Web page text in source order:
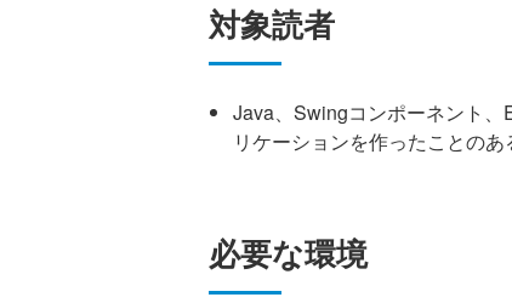
対象読者
Java、Swingコンポーネント
リケーションを作ったことのあ
必要な環境